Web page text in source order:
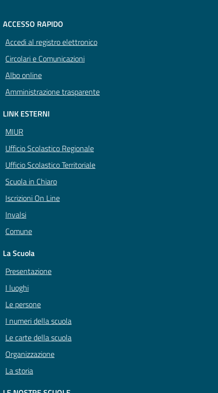
ACCESSO RAPIDO
Accedi al registro elettronico
Circolari e Comunicazioni
Albo online
Amministrazione trasparente
LINK ESTERNI
MIUR
Ufficio Scolastico Regionale
Ufficio Scolastico Territoriale
Scuola in Chiaro
Iscrizioni On Line
Invalsi
Comune
La Scuola
Presentazione
I luoghi
Le persone
I numeri della scuola
Le carte della scuola
Organizzazione
La storia